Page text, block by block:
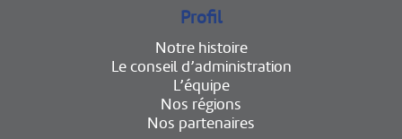
Profil
Notre histoire
Le conseil d’administration
L’équipe
Nos régions
Nos partenaires